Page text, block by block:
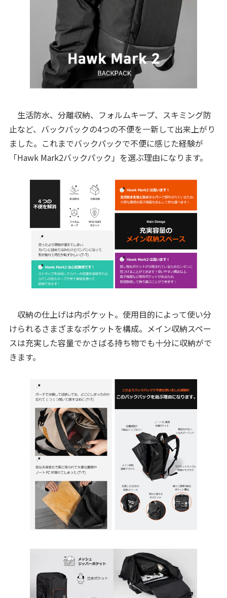
生活防水、分離収納、フォルムキープ、スキミング防
止など、バックパックの4つの不便を一新して出来上がり
ました。これまでバックパックで不便に感じた経験が
「Hawk Mark2バックパック」を選ぶ理由になります。
収納の仕上げは内ポケット。使用目的によって使い分
けられるさまざまなポケットを構成。メイン収納スペー
スは充実した容量でかさばる持ち物でも十分に収納がで
きます。